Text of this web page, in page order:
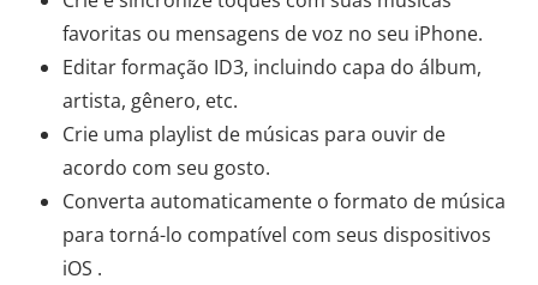
favoritas ou mensagens de voz no seu iPhone.
Editar formação ID3, incluindo capa do álbum,
artista, gênero, etc.
Crie uma playlist de músicas para ouvir de
acordo com seu gosto.
Converta automaticamente o formato de música
para torná-lo compatível com seus dispositivos
iOS .